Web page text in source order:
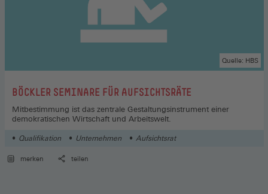
:BÖCKLER SEMINARE FÜR AUFSICHTSRÄTE
Quelle: HBS
Mitbestimmung ist das zentrale Gestaltungsinstrument einer
demokratischen Wirtschaft und Arbeitswelt.
Qualifikation Unternehmen Aufsichtsrat
merken teilen